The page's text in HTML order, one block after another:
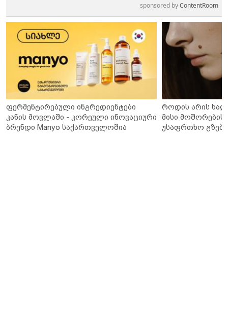
sponsored byContentRoom
ფერმენტირებული ინგრედიენტები
კანის მოვლაში - კორეული ინოვაციური
ბრენდი Manyo საქართველოშია
როდის არის
მისი მოშორების
უსაფრთხო გზები